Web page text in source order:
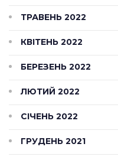
ТРАВЕНЬ 2022
КВІТЕНЬ 2022
БЕРЕЗЕНЬ 2022
ЛЮТИЙ 2022
СІЧЕНЬ 2022
ГРУДЕНЬ 2021